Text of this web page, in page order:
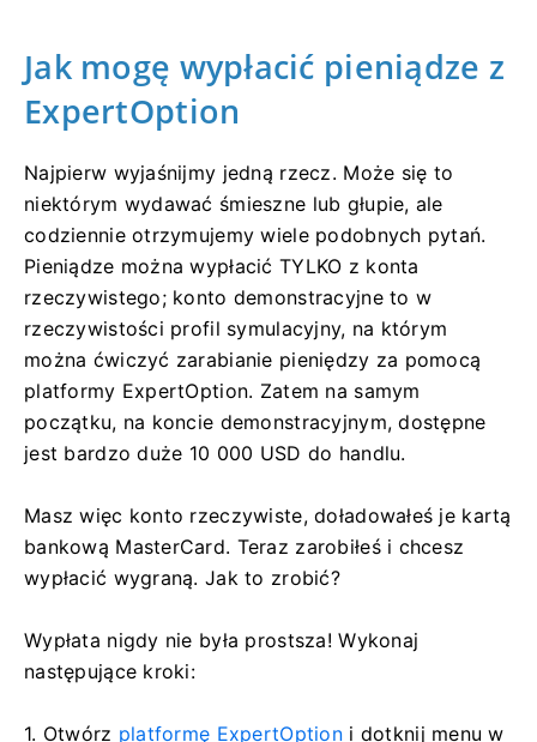
Jak mogę wypłacić pieniądze z
ExpertOption
Najpierw wyjaśnijmy jedną rzecz. Może się to
niektórym wydawać śmieszne lub głupie, ale
codziennie otrzymujemy wiele podobnych pytań.
Pieniądze można wypłacić TYLKO z konta
rzeczywistego; konto demonstracyjne to w
rzeczywistości profil symulacyjny, na którym
można ćwiczyć zarabianie pieniędzy za pomocą
platformy ExpertOption. Zatem na samym
początku, na koncie demonstracyjnym, dostępne
jest bardzo duże 10 000 USD do handlu.
Masz więc konto rzeczywiste, doładowałeś je kartą
bankową MasterCard. Teraz zarobiłeś i chcesz
wypłacić wygraną. Jak to zrobić?
Wypłata nigdy nie była prostsza! Wykonaj
następujące kroki:
1. Otwórz platformę ExpertOptioni dotknij menu w